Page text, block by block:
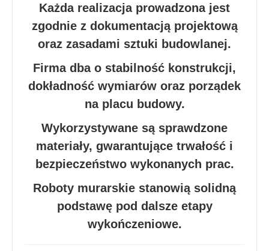
Każda realizacja prowadzona jest
zgodnie z dokumentacją projektową
oraz zasadami sztuki budowlanej.
Firma dba o stabilność konstrukcji,
dokładność wymiarów oraz porządek
na placu budowy.
Wykorzystywane są sprawdzone
materiały, gwarantujące trwałość i
bezpieczeństwo wykonanych prac.
Roboty murarskie stanowią solidną
podstawę pod dalsze etapy
wykończeniowe.